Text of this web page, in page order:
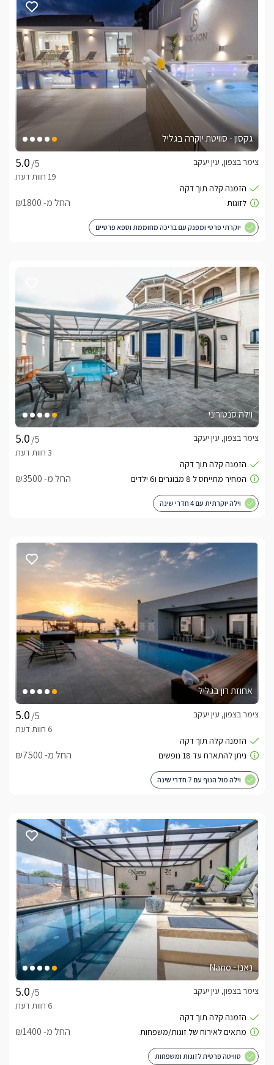
גקסון - סוויטת יוקרה בגליל
/5
צימר בצפון, עין יעקב
החל מ- ₪1800
יוקרתי פרטי ומפנק עם בריכה מחוממת וספא פרטיים
וילה סנטוריני
/5
צימר בצפון, עין יעקב
החל מ- ₪3500
וילה יוקרתית עם 4 חדרי שינה
אחוזת רון בגליל
/5
צימר בצפון, עין יעקב
החל מ- ₪7500
וילה מול הנוף עם 7 חדרי שינה
נאנו - Nano
/5
צימר בצפון, עין יעקב
החל מ- ₪1400
סוויטה פרטית לזוגות ומשפחות